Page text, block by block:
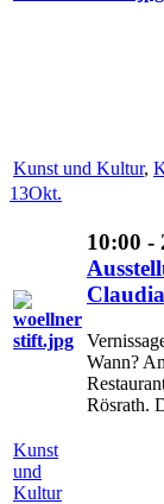
Kunst und Kultur,
13Okt.
10:00 -
Wann?
Rösrath.
Kunst
und
Kultur